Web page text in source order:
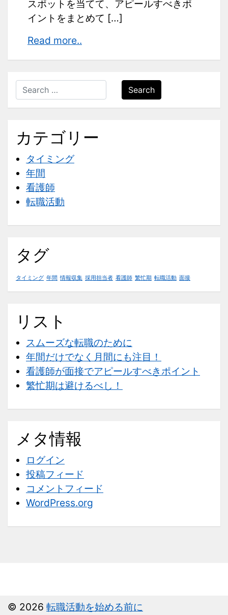
スポットを当てて、アピールすべきポ
イントをまとめて […]
Read more..
が
面
接
ア
き
ト
Search
カテゴリー
タイミング
年間
看護師
転職活動
タグ
タイミング 年間 情報収集 採用担当者 看護師 繁忙期 転職活動 面接
リスト
スムーズな転職のために
年間だけでなく月間にも注目！
看護師が面接でアピールすべきポイント
繁忙期は避けるべし！
メタ情報
ログイン
投稿フィード
コメントフィード
WordPress.org
© 2026 転職活動を始める前に